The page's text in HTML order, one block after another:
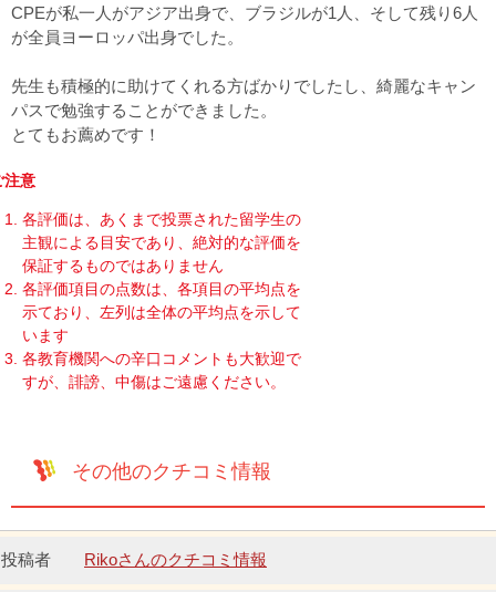
CPEが私一人がアジア出身で、ブラジルが1人、そして残り6人
が全員ヨーロッパ出身でした。
先生も積極的に助けてくれる方ばかりでしたし、綺麗なキャン
パスで勉強することができました。
とてもお薦めです！
注意
各評価は、あくまで投票された留学生の
主観による目安であり、絶対的な評価を
保証するものではありません
各評価項目の点数は、各項目の平均点を
示ており、左列は全体の平均点を示して
います
各教育機関への辛口コメントも大歓迎で
すが、誹謗、中傷はご遠慮ください。
その他のクチコミ情報
Rikoさんのクチコミ情報